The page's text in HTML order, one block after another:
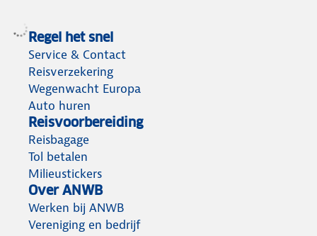
Regel het snel
Service & Contact
Reisverzekering
Wegenwacht Europa
Auto huren
Reisvoorbereiding
Reisbagage
Tol betalen
Milieustickers
Over ANWB
Werken bij ANWB
Vereniging en bedrijf